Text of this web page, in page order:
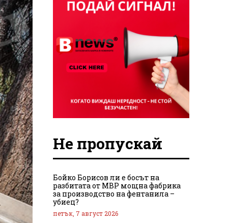
Не пропускай
Бойко Борисов ли е босът на
разбитата от МВР мощна фабрика
за производство на фентанила –
убиец?
петък, 7 август 2026